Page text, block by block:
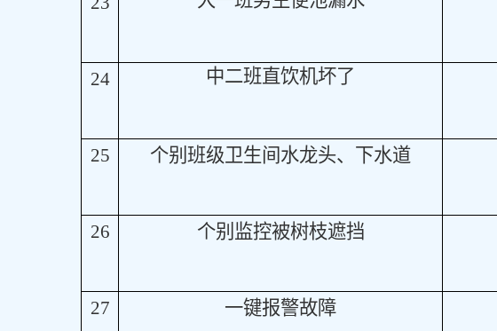
24 中二班直饮机坏了
25 个别班级卫生间水龙头、下水道
26 个别监控被树枝遮挡
27 一键报警故障